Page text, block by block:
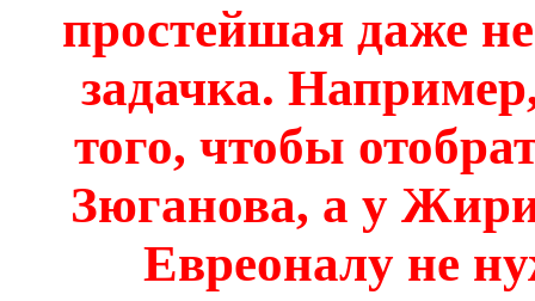
простейшая даже
задачка.
того, чтобы
Зюганова, а у
Евреоналу не